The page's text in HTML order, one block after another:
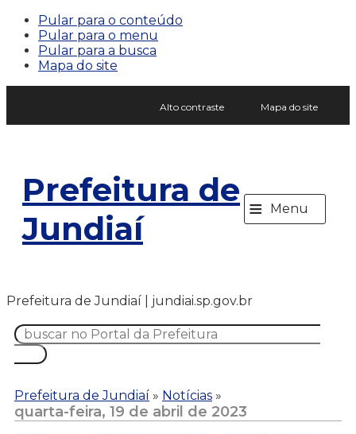
Pular para o conteúdo
Pular para o menu
Pular para a busca
Mapa do site
Alto contraste Mapa do site
Prefeitura de
Jundiaí
≡ Menu
Prefeitura de Jundiaí | jundiai.sp.gov.br
Prefeitura de Jundiaí » Notícias »
quarta-feira, 19 de abril de 2023